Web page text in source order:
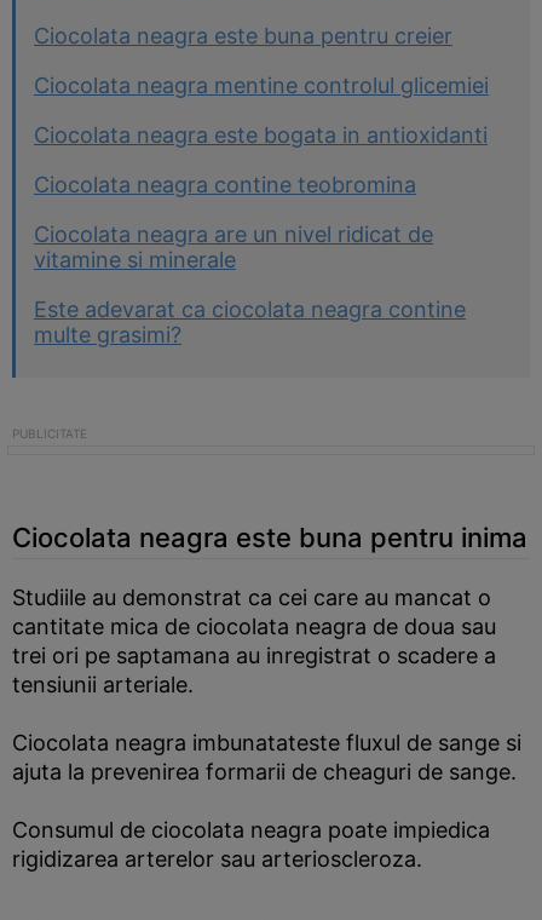
Ciocolata neagra este buna pentru creier
Ciocolata neagra mentine controlul glicemiei
Ciocolata neagra este bogata in antioxidanti
Ciocolata neagra contine teobromina
Ciocolata neagra are un nivel ridicat de
vitamine si minerale
Este adevarat ca ciocolata neagra contine
multe grasimi?
Ciocolata neagra este buna pentru inima
Studiile au demonstrat ca cei care au mancat o
cantitate mica de ciocolata neagra de doua sau
trei ori pe saptamana au inregistrat o scadere a
tensiunii arteriale.
Ciocolata neagra imbunatateste fluxul de sange si
ajuta la prevenirea formarii de cheaguri de sange.
Consumul de ciocolata neagra poate impiedica
rigidizarea arterelor sau arterioscleroza.